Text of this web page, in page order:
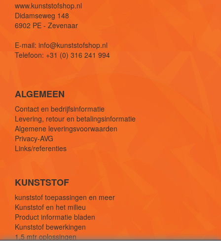
www.kunststofshop.nl
Didamseweg 148
6902 PE - Zevenaar
E-mail: info@kunststofshop.nl
Telefoon: +31 (0) 316 241 994
ALGEMEEN
Contact en bedrijfsinformatie
Levering, retour en betalingsinformatie
Algemene leveringsvoorwaarden
Privacy-AVG
Links/referenties
KUNSTSTOF
kunststof toepassingen en meer
Kunststof en het milieu
Product informatie bladen
Kunststof bewerkingen
1,5 mtr oplossingen